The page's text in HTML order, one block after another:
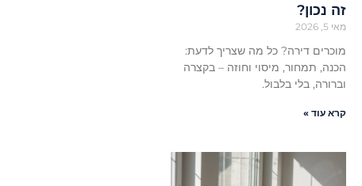
זה נכון?
מאי 5, 2026
מוכרים דירה? כל מה שצריך לדעת:
הכנה, תמחור, מיסוי וחוזה – בקצרה
וברורה, בלי בלבול.
קרא עוד »